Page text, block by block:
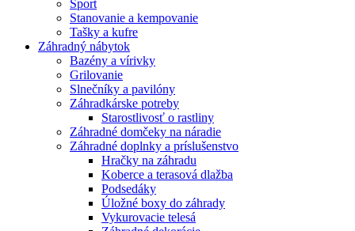
Šport
Stanovanie a kempovanie
Tašky a kufre
Záhradný nábytok
Bazény a vírivky
Grilovanie
Slnečníky a pavilóny
Záhradkárske potreby
Starostlivosť o rastliny
Záhradné domčeky na náradie
Záhradné doplnky a príslušenstvo
Hračky na záhradu
Koberce a terasová dlažba
Podsedáky
Úložné boxy do záhrady
Vykurovacie telesá